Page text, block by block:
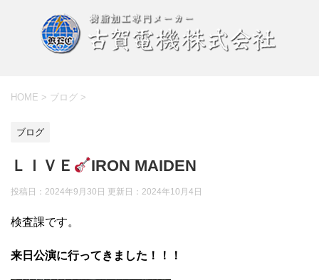
HOME > ブログ >
ブログ
ＬＩＶＥ IRON MAIDEN
投稿日：2024年9月30日 更新日： 2024年10月4日
検査課です。
来日公演に行ってきました！！！